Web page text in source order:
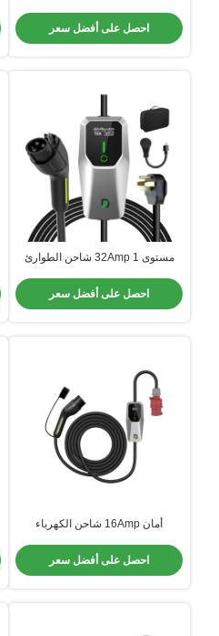
CEE
احصل على أفضل سعر
مستوى 1 32Amp شاحن الطوارئ
للسيارات الكهربائية
احصل على أفضل سعر
أمان 16Amp شاحن الكهرباء
حالات الطوارئ للسيارات الكهربائية
احصل على أفضل سعر